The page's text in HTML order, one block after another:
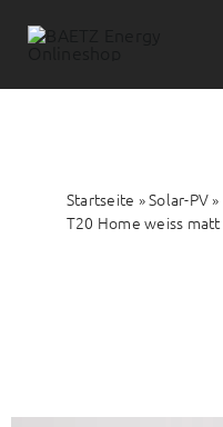
Inhalt
Solar-PV
Startseite »Solar-PV»
T20 Home weiss matt